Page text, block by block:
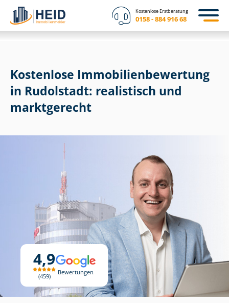
Kostenlose Erstberatung
0158 - 884 916 68
4,9
459
Bewertungen
Kostenlose Im­mo­bi­li­en­be­wer­tung
in Rudolstadt: realistisch und
marktgerecht